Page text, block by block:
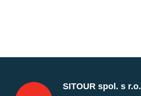
SITOUR spol. s r.o.